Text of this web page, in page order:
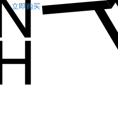
立即购买